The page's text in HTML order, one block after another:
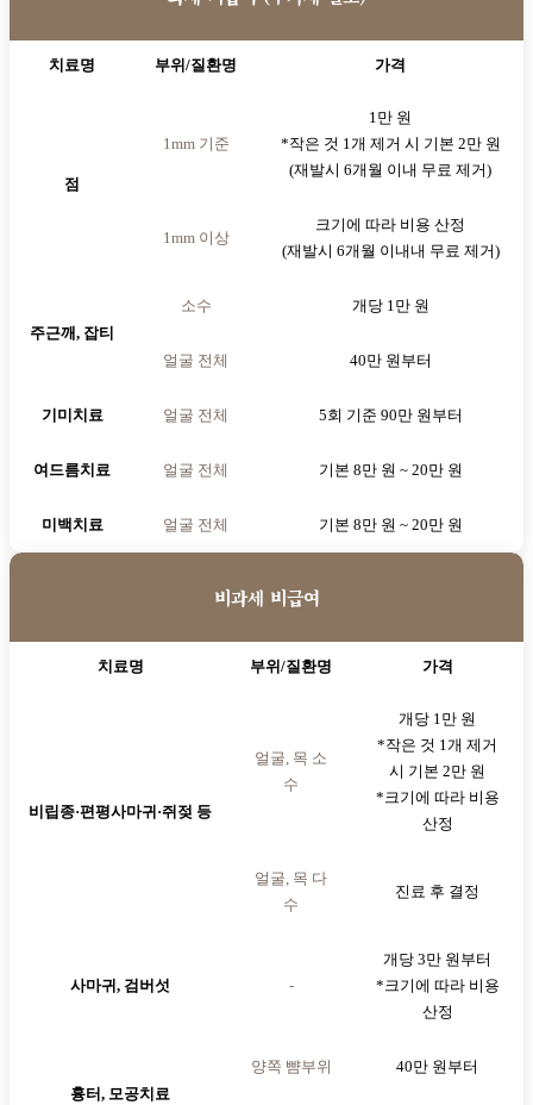
치료명 부위/질환명 가격
점
1mm 기준
1만 원
*작은 것 1개 제거 시 기본 2만 원
(재발시 6개월 이내 무료 제거)
1mm 이상
크기에 따라 비용 산정
(재발시 6개월 이내내 무료 제거)
주근깨, 잡티
소수 개당 1만 원
얼굴 전체 40만 원부터
기미치료 얼굴 전체 5회 기준 90만 원부터
여드름치료 얼굴 전체 기본 8만 원 ~ 20만 원
미백치료 얼굴 전체 기본 8만 원 ~ 20만 원
비과세 비급여
치료명 부위/질환명 가격
비립종·편평사마귀·쥐젖 등
얼굴, 목 소
수
개당 1만 원
*작은 것 1개 제거
시 기본 2만 원
*크기에 따라 비용
산정
얼굴, 목 다
수
진료 후 결정
사마귀, 검버섯 -
개당 3만 원부터
*크기에 따라 비용
산정
흉터, 모공치료
양쪽 뺨부위 40만 원부터